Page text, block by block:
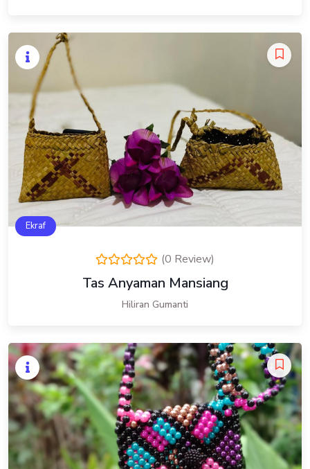
Ekraf
(0 Review)
Tas Anyaman Mansiang
Hiliran Gumanti